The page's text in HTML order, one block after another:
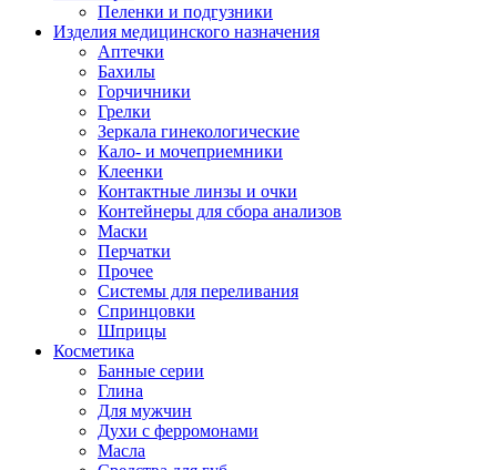
Пеленки и подгузники
Изделия медицинского назначения
Аптечки
Бахилы
Горчичники
Грелки
Зеркала гинекологические
Кало- и мочеприемники
Клеенки
Контактные линзы и очки
Контейнеры для сбора анализов
Маски
Перчатки
Прочее
Системы для переливания
Спринцовки
Шприцы
Косметика
Банные серии
Глина
Для мужчин
Духи с ферромонами
Масла